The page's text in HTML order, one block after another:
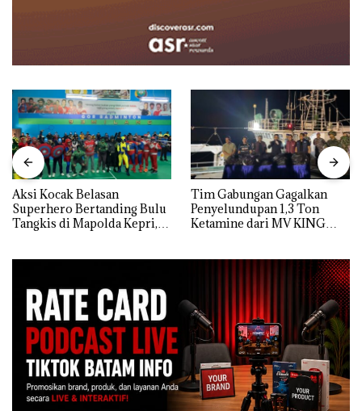
Aksi Kocak Belasan
Superhero Bertanding Bulu
Tangkis di Mapolda Kepri,
Tim Gabungan Gagalkan
Penyelundupan 1,3 Ton
Ketamine dari MV KING